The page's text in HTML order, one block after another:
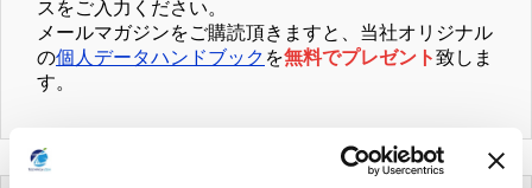
スをご入力ください。
メールマガジンをご購読頂きますと、当社オリジナル
の個人データハンドブック を無料でプレゼント致しま
す。